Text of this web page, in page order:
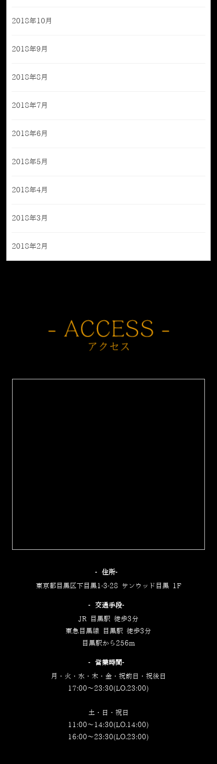
2018年10月
2018年9月
2018年8月
2018年7月
2018年6月
2018年5月
2018年4月
2018年3月
2018年2月
‐住所‐
東京都目黒区下目黒1-3-28 サンウッド目黒 1F
‐交通手段‐
JR 目黒駅 徒歩3分
東急目黒線 目黒駅 徒歩3分
目黒駅から256m
‐営業時間‐
月・火・水・木・金・祝前日・祝後日
17:00～23:30(LO.23:00)
土・日・祝日
11:00～14:30(LO.14:00)
16:00～23:30(LO.23:00)